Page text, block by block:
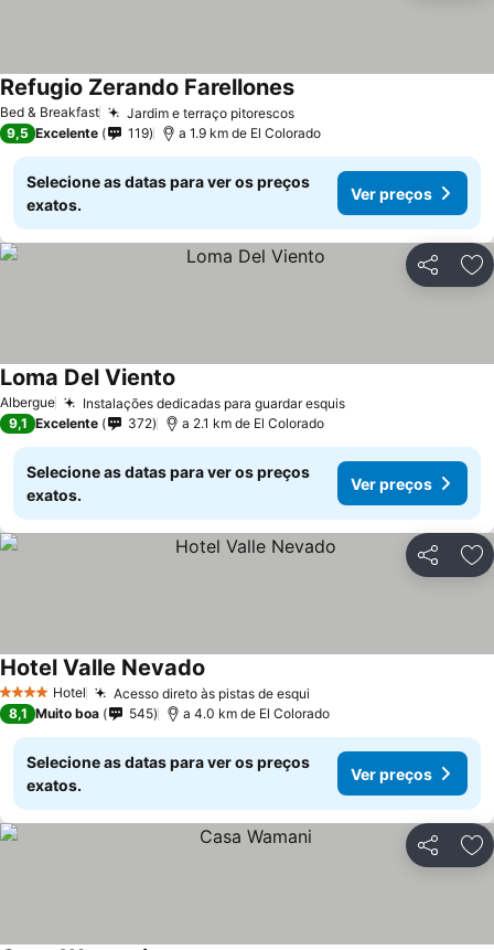
Bed & Breakfast Jardim e terraço pitorescosVer preços
Refugio Zerando FarellonesVer preços
9,5 Excelente 119 a 1.9 km de El Colorado
Selecione as datas para ver os preços
exatos.
Ver preços
Partilhar
Albergue Instalações dedicadas para guardar esquisVer preços
Loma Del Viento
9,1 Excelente 372 a 2.1 km de El Colorado
Selecione as datas para ver os preços
exatos.
Ver preços
Partilhar
4 EstrelasHotel Acesso direto às pistas de esqui
Hotel Valle Nevado
8,1 Muito boa 545 a 4.0 km de El Colorado
Selecione as datas para ver os preços
exatos.
Ver preços
Partilhar